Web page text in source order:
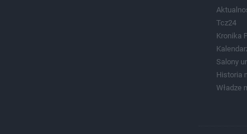
Tcz24
Kronika
Salony
Historia
Władze